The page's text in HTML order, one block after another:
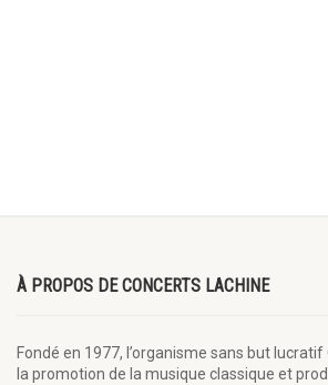
À PROPOS DE CONCERTS LACHINE
Fondé en 1977, l’organisme sans but
la promotion de la musique classique et